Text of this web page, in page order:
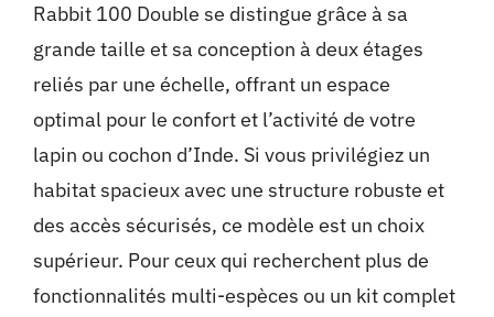
Rabbit 100 Double se distingue grâce à sa
grande taille et sa conception à deux étages
reliés par une échelle, offrant un espace
optimal pour le confort et l’activité de votre
lapin ou cochon d’Inde. Si vous privilégiez un
habitat spacieux avec une structure robuste et
des accès sécurisés, ce modèle est un choix
supérieur. Pour ceux qui recherchent plus de
fonctionnalités multi-espèces ou un kit complet